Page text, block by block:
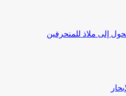
إلى ملاذ للمنحرفين